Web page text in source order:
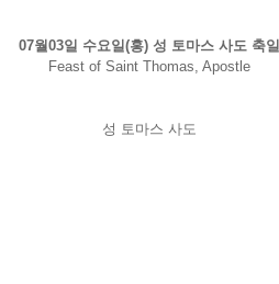
07월03일 수요일(홍) 성 토마스 사도 축일
Feast of Saint Thomas, Apostle
성 토마스 사도